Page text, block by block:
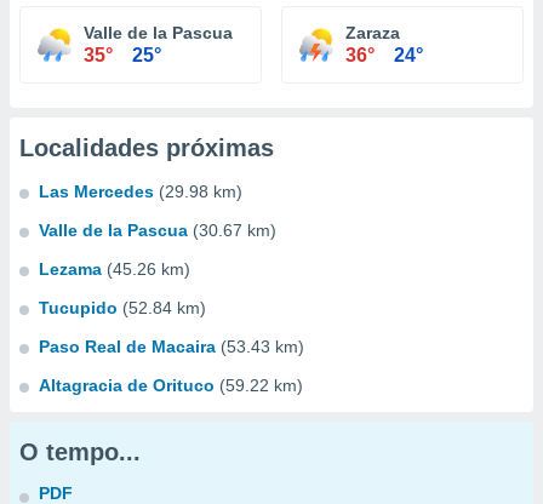
Valle de la Pascua
35° 25°
Zaraza
36° 24°
Localidades próximas
Las Mercedes (29.98 km)
Valle de la Pascua (30.67 km)
Lezama (45.26 km)
Tucupido (52.84 km)
Paso Real de Macaira (53.43 km)
Altagracia de Orituco (59.22 km)
O tempo...
PDF